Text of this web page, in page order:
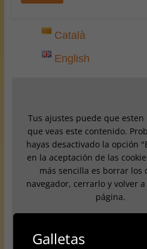
Català
English
Tus ajustes puede que
que veas este contenido.
hayas desactivado la opción
en la aceptación de las
más sencilla es borrar los
navegador, cerrarlo y volver
página.
Galletas